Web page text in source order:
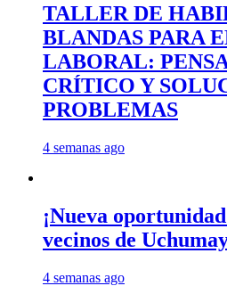
TALLER DE
BLANDAS PARA
LABORAL:
CRÍTICO Y
PROBLEMAS
4 semanas ago
¡Nueva
vecinos de
4 semanas ago